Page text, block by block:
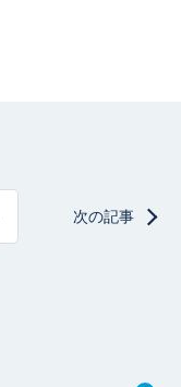
次の記事